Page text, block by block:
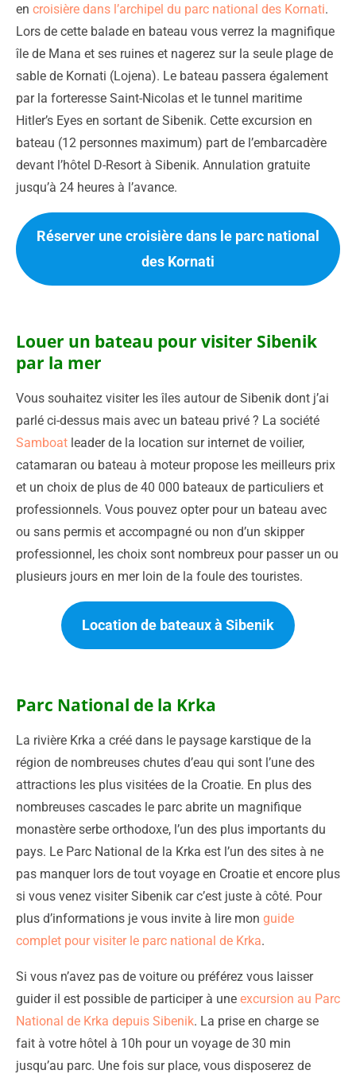
en croisière dans l’archipel du parc national des Kornati.
Lors de cette balade en bateau vous verrez la magnifique
île de Mana et ses ruines et nagerez sur la seule plage de
sable de Kornati (Lojena). Le bateau passera également
par la forteresse Saint-Nicolas et le tunnel maritime
Hitler’s Eyes en sortant de Sibenik. Cette excursion en
bateau (12 personnes maximum) part de l’embarcadère
devant l’hôtel D-Resort à Sibenik. Annulation gratuite
jusqu’à 24 heures à l’avance.
Réserver une croisière dans le parc national
des Kornati
Louer un bateau pour visiter Sibenik
par la mer
Vous souhaitez visiter les îles autour de Sibenik dont j’ai
parlé ci-dessus mais avec un bateau privé ? La société
Samboat leader de la location sur internet de voilier,
catamaran ou bateau à moteur propose les meilleurs prix
et un choix de plus de 40 000 bateaux de particuliers et
professionnels. Vous pouvez opter pour un bateau avec
ou sans permis et accompagné ou non d’un skipper
professionnel, les choix sont nombreux pour passer un ou
plusieurs jours en mer loin de la foule des touristes.
Location de bateaux à Sibenik
Parc National de la Krka
La rivière Krka a créé dans le paysage karstique de la
région de nombreuses chutes d’eau qui sont l’une des
attractions les plus visitées de la Croatie. En plus des
nombreuses cascades le parc abrite un magnifique
monastère serbe orthodoxe, l’un des plus importants du
pays. Le Parc National de la Krka est l’un des sites à ne
pas manquer lors de tout voyage en Croatie et encore plus
si vous venez visiter Sibenik car c’est juste à côté. Pour
plus d’informations je vous invite à lire mon guide
complet pour visiter le parc national de Krka.
Si vous n’avez pas de voiture ou préférez vous laisser
guider il est possible de participer à une excursion au Parc
National de Krka depuis Sibenik. La prise en charge se
fait à votre hôtel à 10h pour un voyage de 30 min
jusqu’au parc. Une fois sur place, vous disposerez de